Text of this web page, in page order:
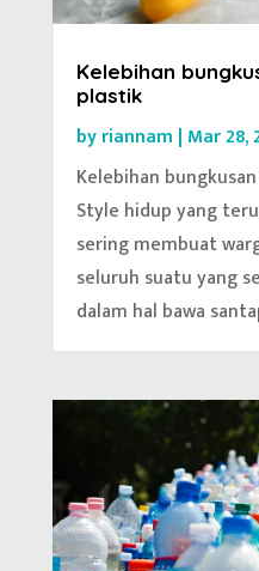
Kelebihan
plastik
byriannam | Mar 28,
Kelebihan
Style hidup yang
sering membuat
seluruh suatu yang
dalam hal bawa